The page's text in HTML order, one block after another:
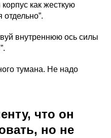
как жесткую
отдельно”.
внутреннюю ось силы
тумана. Не надо
что он
но не